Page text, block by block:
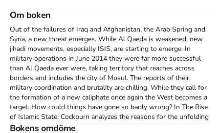
Om boken
Out of the failures of Iraq and Afghanistan, the Arab Spring and
Syria, a new threat emerges. While Al Qaeda is weakened, new
jihadi movements, especially ISIS, are starting to emerge. In
military operations in June 2014 they were far more successful
than Al Qaeda ever were, taking territory that reaches across
borders and includes the city of Mosul. The reports of their
military coordination and brutality are chilling. While they call for
the formation of a new caliphate once again the West becomes a
target. How could things have gone so badly wrong? In The Rise
of Islamic State, Cockburn analyzes the reasons for the unfolding
of US and the West's greatest foreign policy debacle and the
Bokens omdöme